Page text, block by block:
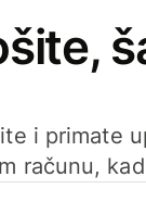
i primate
računu,